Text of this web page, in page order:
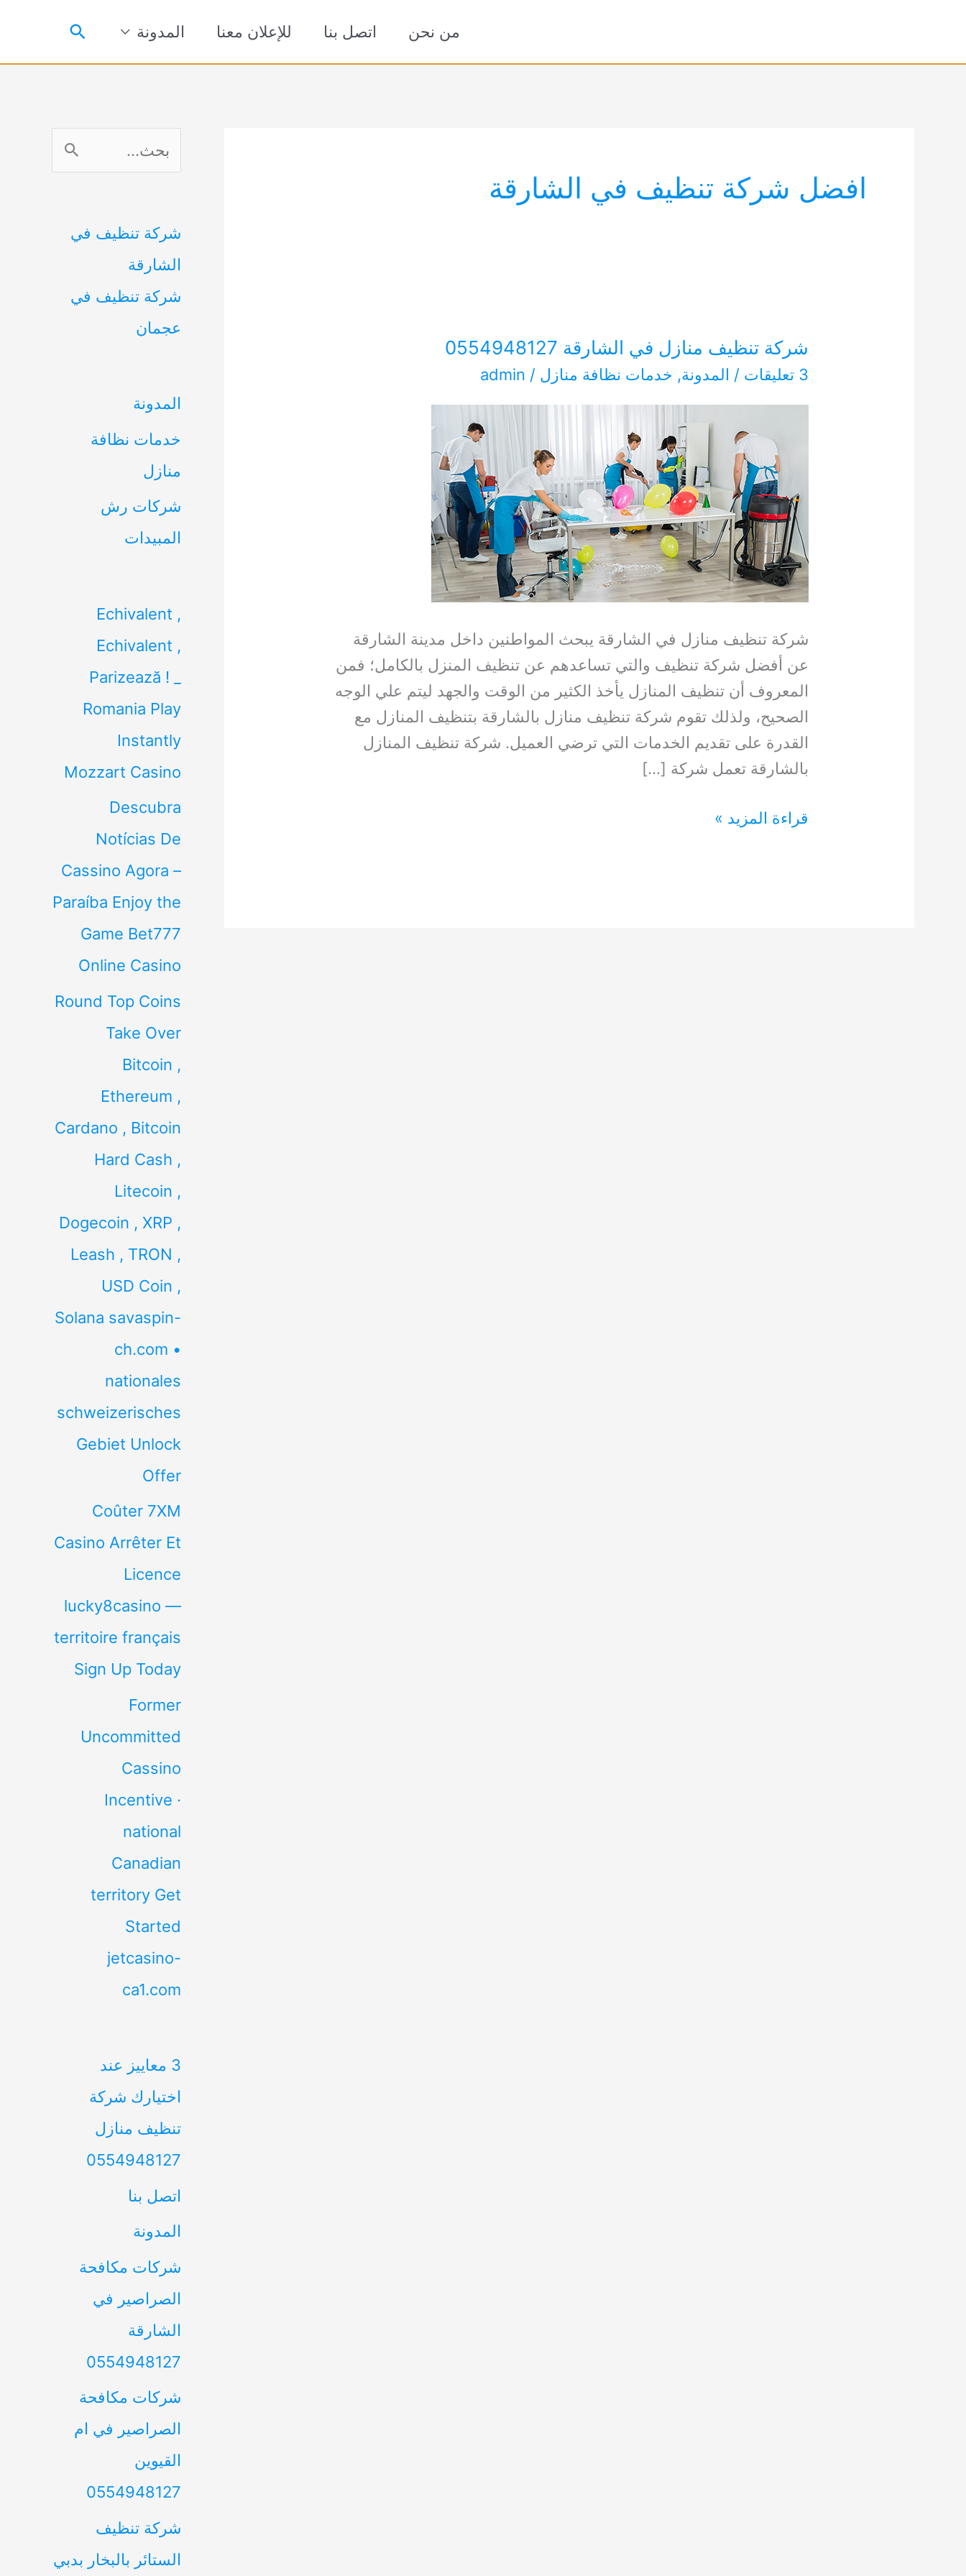
المحتوى
من نحن اتصل بنا للإعلان معنا المدونة البحث
افضل شركة تنظيف في الشارقة
شركة تنظيف منازل في الشارقة 0554948127
3 تعليقات / المدونة, خدمات نظافة منازل /
admin
شركة تنظيف منازل في الشارقة يبحث المواطنين داخل مدينة الشارقة
عن أفضل شركة تنظيف والتي تساعدهم عن تنظيف المنزل بالكامل؛ فمن
المعروف أن تنظيف المنازل يأخذ الكثير من الوقت والجهد ليتم علي الوجه
الصحيح، ولذلك تقوم شركة تنظيف منازل بالشارقة بتنظيف المنازل مع
القدرة على تقديم الخدمات التي ترضي العميل. شركة تنظيف المنازل
بالشارقة تعمل شركة […]
شركة
قراءة المزيد »
ل
ح
ث
ع
ن
شركة تنظيف في
الشارقة
شركة تنظيف في
عجمان
المدونة
خدمات نظافة
منازل
شركات رش
المبيدات
Echivalent ,
Echivalent ,
Parizează ! _
Romania Play
Instantly
Mozzart Casino
Descubra
Notícias De
Cassino Agora –
Paraíba Enjoy the
Game Bet777
Online Casino
Round Top Coins
Take Over
Bitcoin ,
Ethereum ,
Cardano , Bitcoin
Hard Cash ,
Litecoin ,
Dogecoin , XRP ,
Leash , TRON ,
USD Coin ,
Solana savaspin-
ch.com •
nationales
schweizerisches
Gebiet Unlock
Offer
Coûter 7XM
Casino Arrêter Et
Licence
lucky8casino —
territoire français
Sign Up Today
Former
Uncommitted
Cassino
Incentive ·
national
Canadian
territory Get
Started
jetcasino-
ca1.com
3 معاييز عند
اختيارك شركة
تنظيف منازل
0554948127
اتصل بنا
المدونة
شركات مكافحة
الصراصير في
الشارقة
0554948127
شركات مكافحة
الصراصير في ام
القيوين
0554948127
شركة تنظيف
الستائر بالبخار بدبي